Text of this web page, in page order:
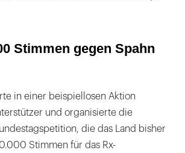
Stimmen gegen Spahn
in einer beispiellosen Aktion
und organisierte die
die das Land bisher
Stimmen für das Rx-